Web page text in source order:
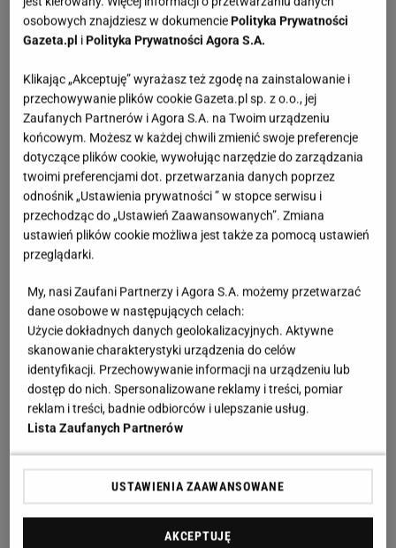
naszyjników i efekt bałaganu. Miejsce tuż przy szyi
może zająć choker, uniwersalna żmijka lub delikatny
naszyjnik z ulubionym symbolem – koniczynką,
motylem czy słońcem znajnowszej kolekcji Vezzi
Kolejny, dłuższy element zarezerwujmy dla
łańcuszków z kamieniami lub perełkami. Kaskadę
naszyjników niech uzupełni najdłuższy, z motywem
lunarnym lub florystycznym. Okazałe elementy
warto przeplatać minimalistycznymi i subtelnymi
ozdobami, żeby całość nie przytłoczyła
osobowych znajdziesz w dokumenciePolityka Prywatności
Gazeta.pl iPolityka Prywatności Agora S.A.
Klikając „Akceptuję” wyrażasz też zgodę na zainstalowanie i
przechowywanie plików cookie Gazeta.pl sp. z o.o., jej
Zaufanych Partnerów i Agora S.A. na Twoim urządzeniu
końcowym. Możesz w każdej chwili zmienić swoje preferencje
dotyczące plików cookie, wywołując narzędzie do zarządzania
twoimi preferencjami dot. przetwarzania danych poprzez
odnośnik „Ustawienia prywatności ” w stopce serwisu i
przechodząc do „Ustawień Zaawansowanych”. Zmiana
ustawień plików cookie możliwa jest także za pomocą ustawień
przeglądarki.
My, nasi Zaufani Partnerzy i Agora S.A. możemy przetwarzać
dane osobowe w następujących celach:
Użycie dokładnych danych geolokalizacyjnych. Aktywne
skanowanie charakterystyki urządzenia do celów
identyfikacji. Przechowywanie informacji na urządzeniu lub
dostęp do nich. Spersonalizowane reklamy i treści, pomiar
reklam i treści, badnie odbiorców i ulepszanie usług.
Lista Zaufanych Partnerów
USTAWIENIA ZAAWANSOWANE
AKCEPTUJĘ